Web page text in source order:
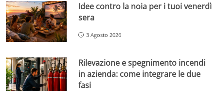
Idee contro la noia per i tuoi venerdì
sera
3 Agosto 2026
Rilevazione e spegnimento incendi
in azienda: come integrare le due
fasi